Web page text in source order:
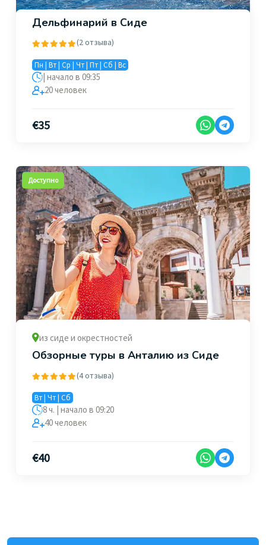
Дельфинарий в Сиде
(2 отзыва)
Пн | Вт | Ср | Чт | Пт | Сб | Вс
| начало в 09:35
20 человек
€35
Доступно
из сиде и окрестностей
Обзорные туры в Анталию из Сиде
(4 отзыва)
Вт | Чт | Сб
8 ч. | начало в 09:20
40 человек
€40